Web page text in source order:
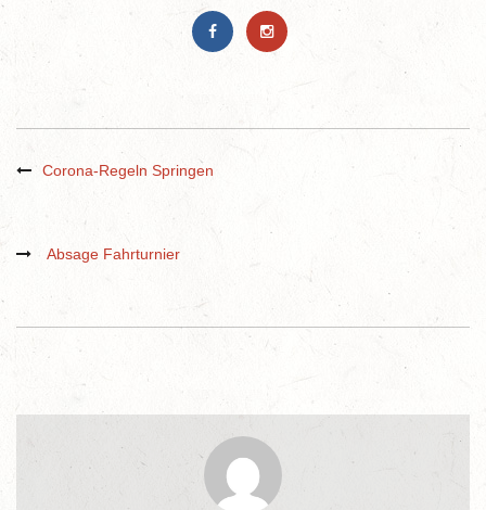
Corona-Regeln Springen
Absage Fahrturnier